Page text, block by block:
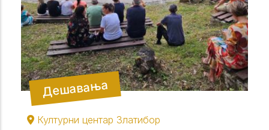
Дешавања
Културни центар Златибор